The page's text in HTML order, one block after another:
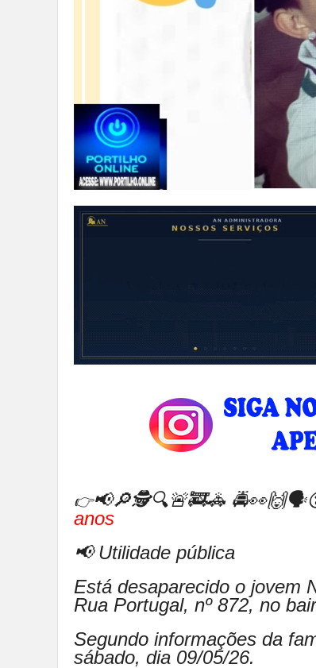
👉📢🔎🕵🔍🚨🚒🚓
anos
📢 Utilidade pública
Está desaparecido o jovem
Rua Portugal, nº 872, no
Segundo informações da
sábado, dia 09/05/26.